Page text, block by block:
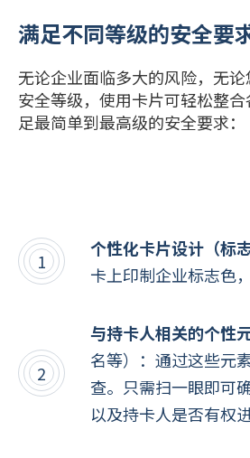
满足不同等级的安全要求
无论企业面临多大的风险，无
安全等级，使用卡片可轻松整
足最简单到最高级的安全要求：
个性化卡片设计 （标
卡上印制企业标志色
与持卡人相关的个性
名等）：通过这些元
查。只需扫一眼即可
以及持卡人是否有权